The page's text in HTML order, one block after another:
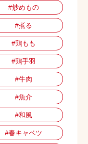
#炒めもの
#煮る
#鶏もも
#鶏手羽
#牛肉
#魚介
#和風
#春キャベツ